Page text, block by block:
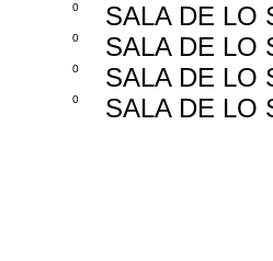
0 SALA DE LO
0 SALA DE LO
0 SALA DE LO
0 SALA DE LO